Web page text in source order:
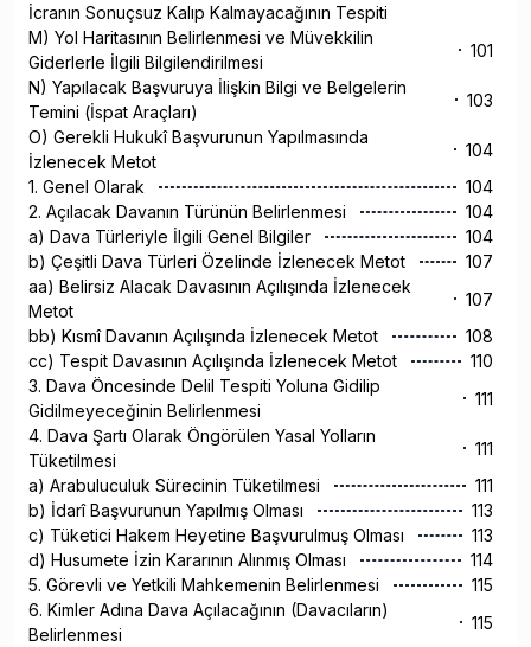
İcranın Sonuçsuz Kalıp Kalmayacağının Tespiti
M) Yol Haritasının Belirlenmesi ve Müvekkilin
Giderlerle İlgili Bilgilendirilmesi
101
N) Yapılacak Başvuruya İlişkin Bilgi ve Belgelerin
Temini (İspat Araçları)
103
O) Gerekli Hukukî Başvurunun Yapılmasında
İzlenecek Metot
104
1. Genel Olarak
104
2. Açılacak Davanın Türünün Belirlenmesi
104
a) Dava Türleriyle İlgili Genel Bilgiler
104
b) Çeşitli Dava Türleri Özelinde İzlenecek Metot
107
aa) Belirsiz Alacak Davasının Açılışında İzlenecek
Metot
107
bb) Kısmî Davanın Açılışında İzlenecek Metot
108
cc) Tespit Davasının Açılışında İzlenecek Metot
110
3. Dava Öncesinde Delil Tespiti Yoluna Gidilip
Gidilmeyeceğinin Belirlenmesi
111
4. Dava Şartı Olarak Öngörülen Yasal Yolların
Tüketilmesi
111
a) Arabuluculuk Sürecinin Tüketilmesi
111
b) İdarî Başvurunun Yapılmış Olması
113
c) Tüketici Hakem Heyetine Başvurulmuş Olması
113
d) Husumete İzin Kararının Alınmış Olması
114
5. Görevli ve Yetkili Mahkemenin Belirlenmesi
115
6. Kimler Adına Dava Açılacağının (Davacıların)
Belirlenmesi
115